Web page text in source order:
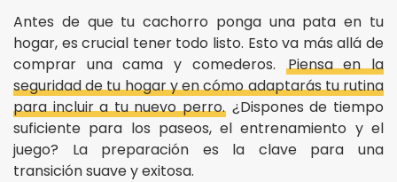
Antes de que tu cachorro ponga una pata en tu
hogar, es crucial tener todo listo. Esto va más allá de
comprar una cama y comederos. Piensa en la
seguridad de tu hogar y en cómo adaptarás tu rutina
para incluir a tu nuevo perro. ¿Dispones de tiempo
suficiente para los paseos, el entrenamiento y el
juego? La preparación es la clave para una
transición suave y exitosa.